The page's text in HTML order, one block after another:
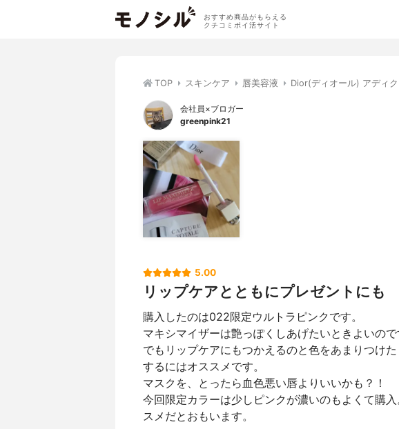
おすすめ商品がもらえる
クチコミポイ活サイト
TOP スキンケア 唇美容液 Dior(ディオール) アディ
会社員×ブロガー
greenpink21
5.00
リップケアとともにプレゼントにも
購入したのは022限定ウルトラピンクです。
マキシマイザーは艶っぽくしあげたいときよいので
でもリップケアにもつかえるのと色をあまりつけ
するにはオススメです。
マスクを、とったら血色悪い唇よりいいかも？！
今回限定カラーは少しピンクが濃いのもよくて購
スメだとおもいます。